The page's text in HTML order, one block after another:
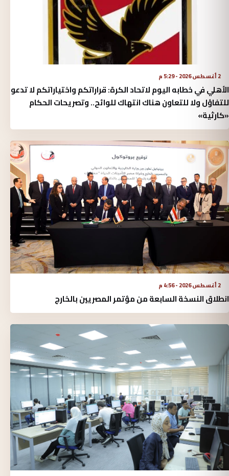
2 أغسطس 2026 - 5:29 م
الأهلي في خطابه اليوم لاتحاد الكرة:‏ قراراتكم واختياراتكم لا تدعو
للتفاؤل ولا للتعاون هناك انتهاك للوائح.. وتصريحات الحكام
«كارثية»‏
2 أغسطس 2026 - 4:56 م
انطلاق النسخة السابعة من مؤتمر المصريين بالخارج